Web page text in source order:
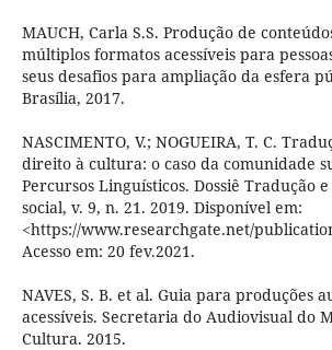
MAUCH, Carla S.S. Produção de
múltiplos formatos acessíveis para
seus desafios para ampliação da esfera
Brasília, 2017.
NASCIMENTO, V.; NOGUEIRA, T. C.
direito à cultura: o caso da comunidade
Percursos Linguísticos. Dossiê Tradução
social, v. 9, n. 21. 2019. Disponível em:
<https://www.researchgate.net/publication/
Acesso em: 20 fev.2021.
NAVES, S. B. et al. Guia para produções
acessíveis. Secretaria do Audiovisual do
Cultura. 2015.